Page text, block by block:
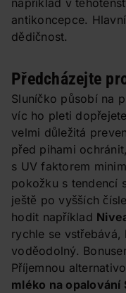
například v
antikoncepce.
dědičnost.
Předcházejte
Sluníčko působí na
víc ho pleti
velmi důležitá
před pihami
s UV faktorem
pokožku s tendencí
ještě po vyšších
hodit například
rychle se
voděodolný.
Příjemnou
mléko na opalování